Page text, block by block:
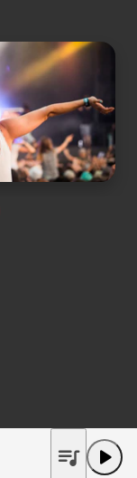
play_arrow
queue_music